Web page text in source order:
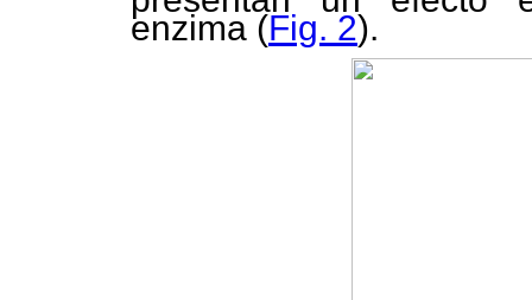
enzima (Fig. 2).